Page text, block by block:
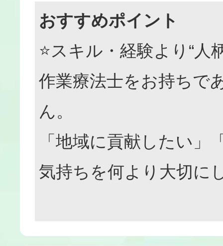
おすすめポイント
⭐スキル・経験より“人
作業療法士をお持ちで
ん。
「地域に貢献したい
気持ちを何より大切に